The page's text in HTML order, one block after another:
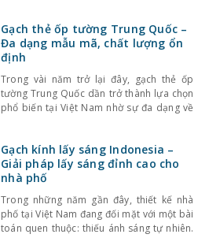
là gạch thẻ men rạn – dòng gạch ốp lát
Gạch thẻ ốp tường Trung Quốc –
Đa dạng mẫu mã, chất lượng ổn
định
Trong vài năm trở lại đây, gạch thẻ ốp
tường Trung Quốc dần trở thành lựa chọn
phổ biến tại Việt Nam nhờ sự đa dạng về
không ngừng được cải thiện, đáp ứng tốt
nhu cầu sử
Gạch kính lấy sáng Indonesia –
Giải pháp lấy sáng đỉnh cao cho
nhà phố
Trong những năm gần đây, thiết kế nhà
phố tại Việt Nam đang đối mặt với một bài
toán quen thuộc: thiếu ánh sáng tự nhiên.